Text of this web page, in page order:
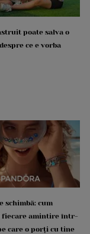
poate salva o
ce e vorba
schimbă: cum
amintire într-
care o porți cu tine